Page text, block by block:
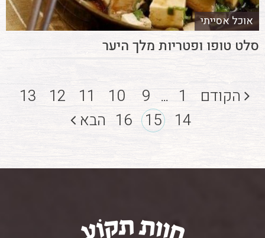
אוכל אסייתי
סלט טופו ופטריות מלך היער
הקודם 1
...
9
10
11
12
13
14
15
16 הבא